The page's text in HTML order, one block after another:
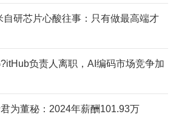
自研芯片心酸往事：只有做最高端才
负责人离职，AI编码市场竞争加
为董秘：2024年薪酬101.93万